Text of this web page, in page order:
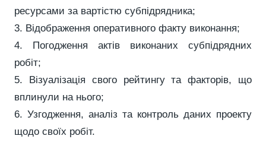
ресурсами за вартістю субпідрядника;
3. Відображення оперативного факту виконання;
4. Погодження актів виконаних субпідрядних
робіт;
5. Візуалізація свого рейтингу та факторів, що
вплинули на нього;
6. Узгодження, аналіз та контроль даних проекту
щодо своїх робіт.